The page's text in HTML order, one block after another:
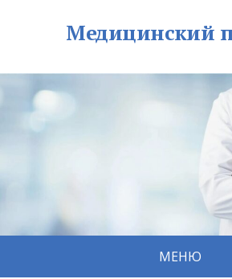
Медицинский
МЕНЮ